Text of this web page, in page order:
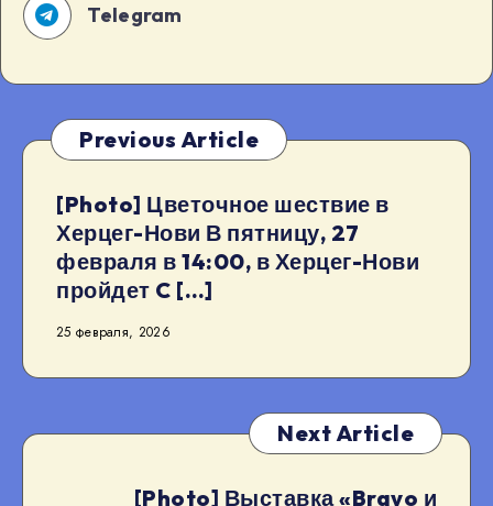
Telegram
Previous Article
[Photo] Цветочное шествие в
Херцег-Нови В пятницу, 27
февраля в 14:00, в Херцег-Нови
пройдет C […]
25 февраля, 2026
Next Article
[Photo] Выставка «Bravo и